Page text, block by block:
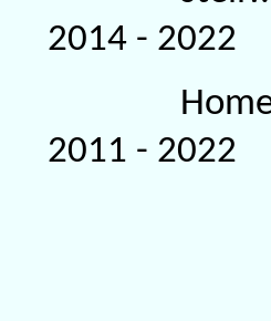
- 2022
- 2022